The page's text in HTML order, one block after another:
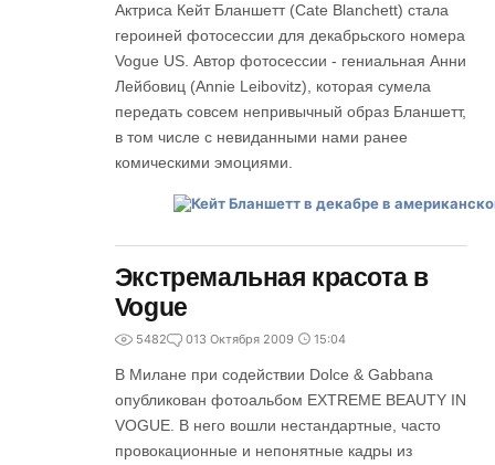
Актриса Кейт Бланшетт (Cate Blanchett) стала
героиней фотосессии для декабрьского номера
Vogue US. Автор фотосессии - гениальная Анни
Лейбовиц (Annie Leibovitz), которая сумела
передать совсем непривычный образ Бланшетт,
в том числе с невиданными нами ранее
комическими эмоциями.
Экстремальная красота в
Vogue
5482 013 Октября 2009 15:04
В Милане при содействии Dolce & Gabbana
опубликован фотоальбом ЕXTREME BEAUTY IN
VOGUE. В него вошли нестандартные, часто
провокационные и непонятные кадры из